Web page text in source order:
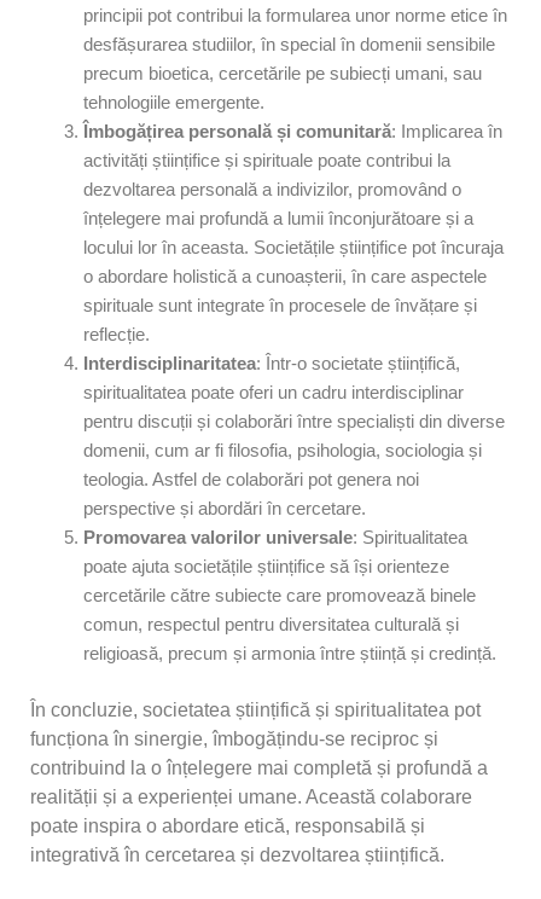
principii pot contribui la formularea unor norme etice în
desfășurarea studiilor, în special în domenii sensibile
precum bioetica, cercetările pe subiecți umani, sau
tehnologiile emergente.
Îmbogățirea personal ă și comunitară: Implicarea în
activități științifice și spirituale poate contribui la
dezvoltarea personală a indivizilor, promovând o
înțelegere mai profundă a lumii înconjurătoare și a
locului lor în aceasta. Societățile științifice pot încuraja
o abordare holistică a cunoașterii, în care aspectele
spirituale sunt integrate în procesele de învățare și
reflecție.
Interdisciplinaritatea: Într-o societate științifică,
spiritualitatea poate oferi un cadru interdisciplinar
pentru discuții și colaborări între specialiști din diverse
domenii, cum ar fi filosofia, psihologia, sociologia și
teologia. Astfel de colaborări pot genera noi
perspective și abordări în cercetare.
Promovarea valorilor universale: Spiritualitatea
poate ajuta societățile științifice să își orienteze
cercetările către subiecte care promovează binele
comun, respectul pentru diversitatea culturală și
religioasă, precum și armonia între știință și credință.
În concluzie, societatea științifică și spiritualitatea pot
funcționa în sinergie, îmbogățindu-se reciproc și
contribuind la o înțelegere mai completă și profundă a
realității și a experienței umane. Această colaborare
poate inspira o abordare etică, responsabilă și
integrativă în cercetarea și dezvoltarea științifică.